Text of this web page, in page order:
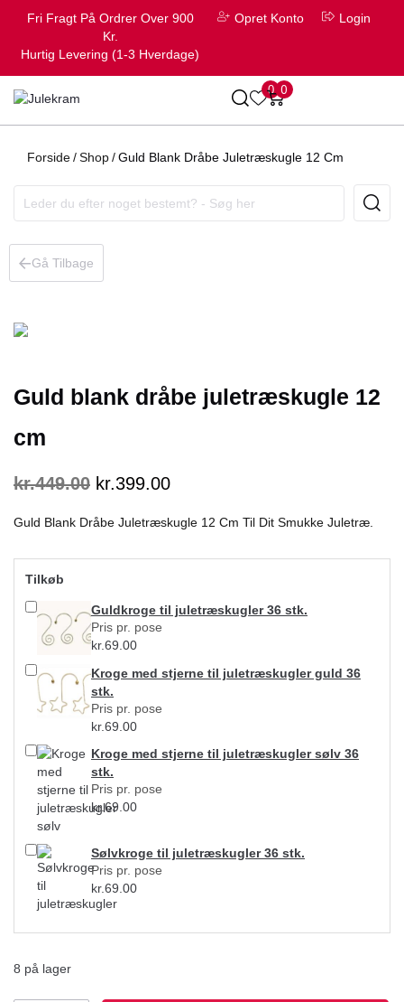
Fri Fragt På Ordrer Over 900
Kr.
Hurtig Levering (1-3 Hverdage)
Opret Konto Login
0 0
Forside/Shop/Guld Blank Dråbe Juletræskugle 12 Cm
Gå Tilbage
Guld blank dråbe juletræskugle 12
cm
kr.449.00 kr.399.00
Guld Blank Dråbe Juletræskugle 12 Cm Til Dit Smukke Juletræ.
Tilkøb
Guldkroge til juletræskugler 36 stk.
Pris pr. pose
kr.69.00
Kroge med stjerne til juletræskugler guld 36
stk.
Pris pr. pose
kr.69.00
Kroge med stjerne til juletræskugler sølv 36
stk.
Pris pr. pose
kr.69.00
Sølvkroge til juletræskugler 36 stk.
Pris pr. pose
kr.69.00
8 på lager